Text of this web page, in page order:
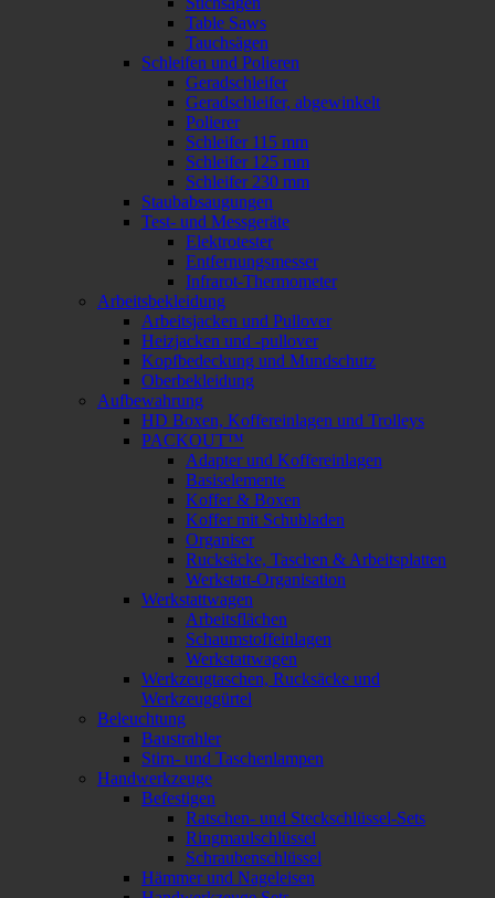
Table Saws
Tauchsägen
Schleifen und Polieren
Geradschleifer
Geradschleifer, abgewinkelt
Polierer
Schleifer 115 mm
Schleifer 125 mm
Schleifer 230 mm
Staubabsaugungen
Test- und Messgeräte
Elektrotester
Entfernungsmesser
Infrarot-Thermometer
Arbeitsbekleidung
Arbeitsjacken und Pullover
Heizjacken und -pullover
Kopfbedeckung und Mundschutz
Oberbekleidung
Aufbewahrung
HD Boxen, Koffereinlagen und Trolleys
PACKOUT™
Adapter und Koffereinlagen
Basiselemente
Koffer & Boxen
Koffer mit Schubladen
Organiser
Rucksäcke, Taschen & Arbeitsplatten
Werkstatt-Organisation
Werkstattwagen
Arbeitsflächen
Schaumstoffeinlagen
Werkstattwagen
Werkzeugtaschen, Rucksäcke und
Werkzeuggürtel
Beleuchtung
Baustrahler
Stirn- und Taschenlampen
Handwerkzeuge
Befestigen
Ratschen- und Steckschlüssel-Sets
Ringmaulschlüssel
Schraubenschlüssel
Hämmer und Nageleisen